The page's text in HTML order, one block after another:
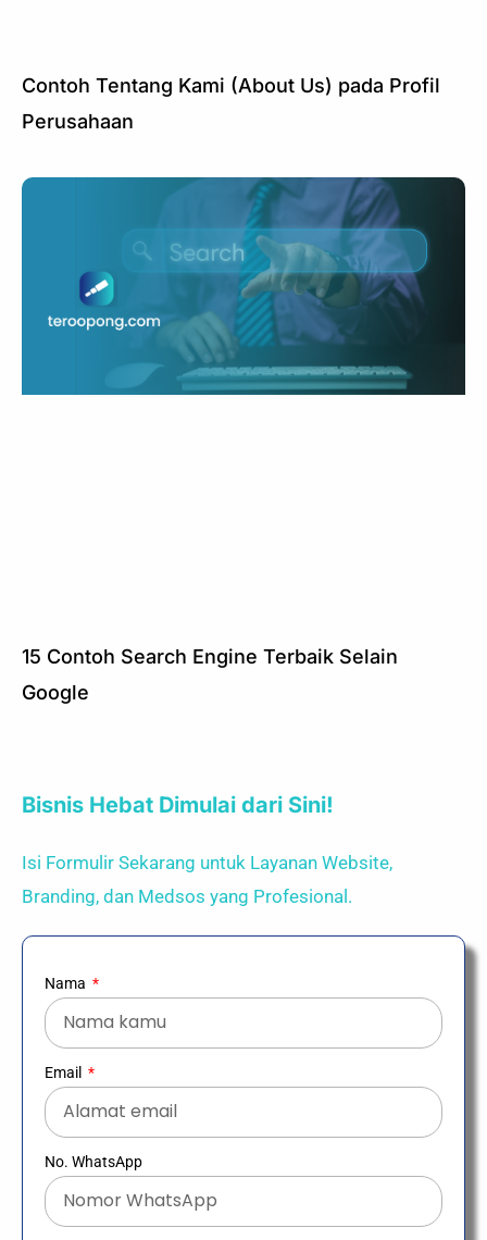
Contoh Tentang Kami (About Us) pada Profil
Perusahaan
15 Contoh Search Engine Terbaik Selain
Google
Bisnis Hebat Dimulai dari Sini!
Isi Formulir Sekarang untuk Layanan Website,
Branding, dan Medsos yang Profesional.
Nama
Email
No. WhatsApp